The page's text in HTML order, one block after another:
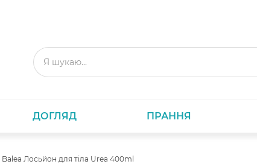
ДОГЛЯД ПРАННЯ
Balea Лосьйон для тіла Urea 400ml